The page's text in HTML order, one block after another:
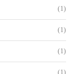
(1)
(1)
(1)
(1)